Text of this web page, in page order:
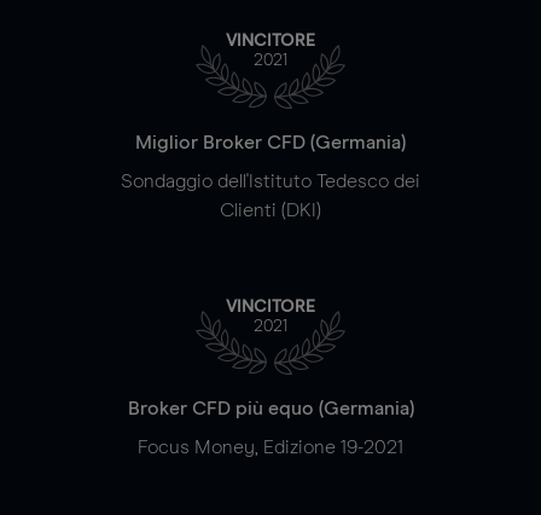
VINCITORE
2021
Miglior Broker CFD (Germania)
Sondaggio dell'Istituto Tedesco dei
Clienti (DKI)
VINCITORE
2021
Broker CFD più equo (Germania)
Focus Money, Edizione 19-2021